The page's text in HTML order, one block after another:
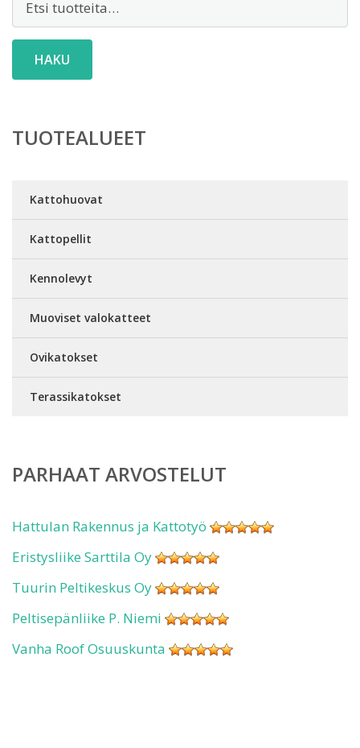
HAKU
TUOTEALUEET
Kattohuovat
Kattopellit
Kennolevyt
Muoviset valokatteet
Ovikatokset
Terassikatokset
PARHAAT ARVOSTELUT
Hattulan Rakennus ja Kattotyö
Eristysliike Sarttila Oy
Tuurin Peltikeskus Oy
Peltisepänliike P. Niemi
Vanha Roof Osuuskunta